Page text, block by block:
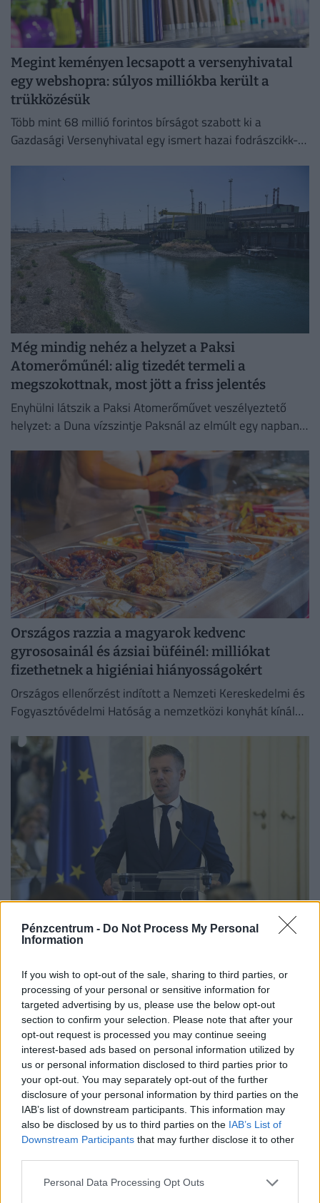
Pénzcentrum - Do Not Process My Personal
Information
If you wish to opt-out of the sale, sharing to third parties, or
processing of your personal or sensitive information for
targeted advertising by us, please use the below opt-out
section to confirm your selection. Please note that after your
opt-out request is processed you may continue seeing
interest-based ads based on personal information utilized by
us or personal information disclosed to third parties prior to
your opt-out. You may separately opt-out of the further
disclosure of your personal information by third parties on the
IAB’s list of downstream participants. This information may
also be disclosed by us to third parties on the IAB’s List of
Downstream Participants that may further disclose it to other
Personal Data Processing Opt Outs
Megint keményen lecsapott a versenyhivatal
egy webshopra: súlyos milliókba került a
trükközésük
Több mint 68 millió forintos bírságot szabott ki a
Gazdasági Versenyhivatal egy ismert hazai fodrászcikk-
Még mindig nehéz a helyzet a Paksi
Atomerőműnél: alig tizedét termeli a
megszokottnak, most jött a friss jelentés
Enyhülni látszik a Paksi Atomerőművet veszélyeztető
helyzet: a Duna vízszintje Paksnál az elmúlt egy napban
Országos razzia a magyarok kedvenc
gyrososainál és ázsiai büféinél: milliókat
fizethetnek a higiéniai hiányosságokért
Országos ellenőrzést indított a Nemzeti Kereskedelmi és
Fogyasztóvédelmi Hatóság a nemzetközi konyhát kínáló
háziorvosi rendelőkben, erre kell készülni
Magyar Péter miniszterelnök, ahol várhatóan az eheti
kormányülés döntései és az energiaválság alakulása
kerül a fókuszba.
Ilyenre 10 éve nem volt példa a magyar